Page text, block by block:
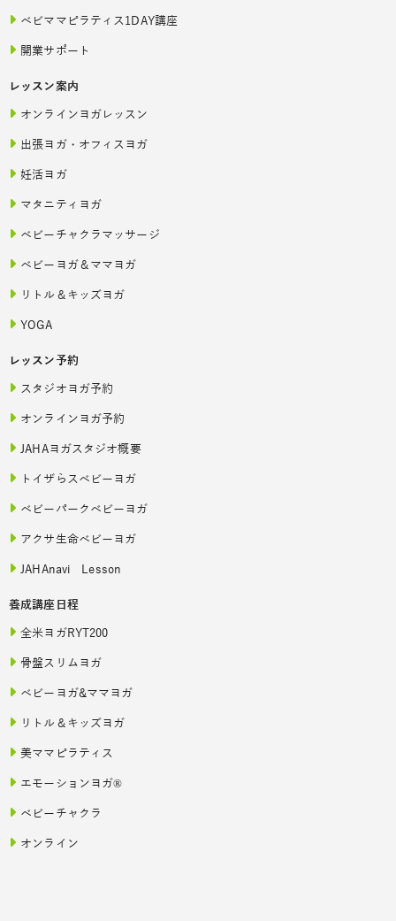
ベビママピラティス1DAY講座
開業サポート
レッスン案内
オンラインヨガレッスン
出張ヨガ・オフィスヨガ
妊活ヨガ
マタニティヨガ
ベビーチャクラマッサージ
ベビーヨガ＆ママヨガ
リトル＆キッズヨガ
YOGA
レッスン予約
スタジオヨガ予約
オンラインヨガ予約
JAHAヨガスタジオ概要
トイザらスベビーヨガ
ベビーパークベビーヨガ
アクサ生命ベビーヨガ
JAHAnavi Lesson
養成講座日程
全米ヨガRYT200
骨盤スリムヨガ
ベビーヨガ&ママヨガ
リトル＆キッズヨガ
美ママピラティス
エモーションヨガ®
ベビーチャクラ
オンライン